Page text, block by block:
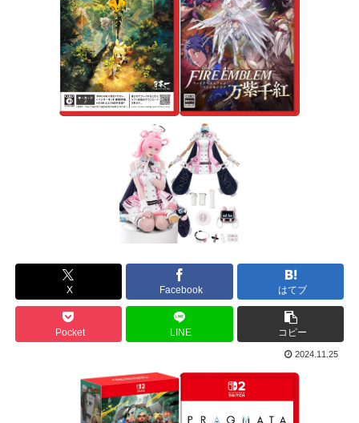
X Facebook はてブ
Pocket LINE コピー
2024.11.25